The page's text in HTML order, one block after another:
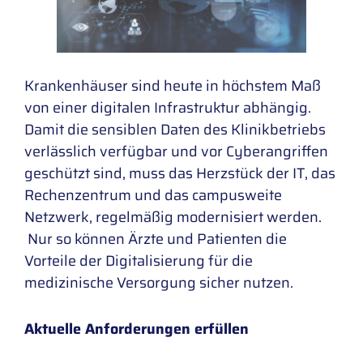
Krankenhäuser sind heute in höchstem Maß
von einer digitalen Infrastruktur abhängig.
Damit die sensiblen Daten des Klinikbetriebs
verlässlich verfügbar und vor Cyberangriffen
geschützt sind, muss das Herzstück der IT, das
Rechenzentrum und das campusweite
Netzwerk, regelmäßig modernisiert werden.
Nur so können Ärzte und Patienten die
Vorteile der Digitalisierung für die
medizinische Versorgung sicher nutzen.
Aktuelle Anforderungen erfüllen